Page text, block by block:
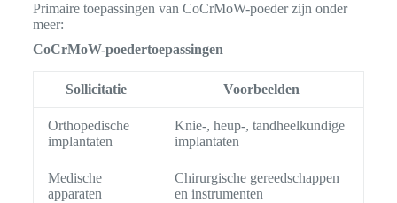
Primaire toepassingen van CoCrMoW-poeder zijn onder
meer:
CoCrMoW-poedertoepassingen
Sollicitatie Voorbeelden
Orthopedische
implantaten
Knie-, heup-, tandheelkundige
implantaten
Medische
apparaten
Chirurgische gereedschappen
en instrumenten